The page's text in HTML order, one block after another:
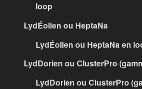
loop
LydÉolien ou HeptaNa
LydÉolien ou HeptaNa en
LydDorien ou ClusterPro
LydDorien ou ClusterPro